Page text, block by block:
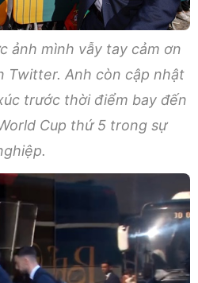
ảnh mình vẫy tay cảm ơn
Twitter. Anh còn cập nhật
trước thời điểm bay đến
Cup thứ 5 trong sự